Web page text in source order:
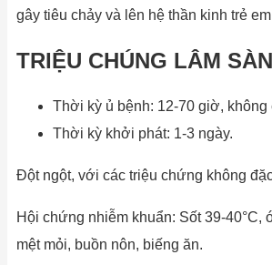
gây tiêu chảy và lên hệ thần kinh trẻ
TRIỆU CHÚNG LÂM
Thời kỳ ủ bệnh: 12-70 giờ, không
Thời kỳ khởi phát: 1-3 ngày.
Đột ngột, với các triệu chứng không
Hội chứng nhiễm khuẩn: Sốt 39-40°C,
mệt mỏi, buồn nôn, biếng ăn.